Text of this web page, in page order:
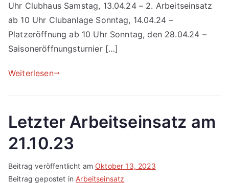
Uhr Clubhaus Samstag, 13.04.24 – 2. Arbeitseinsatz
ab 10 Uhr Clubanlage Sonntag, 14.04.24 –
Platzeröffnung ab 10 Uhr Sonntag, den 28.04.24 –
Saisoneröffnungsturnier […]
Weiterlesen
Letzter Arbeitseinsatz am
21.10.23
Beitrag veröffentlicht am Oktober 13, 2023
Beitrag gepostet inArbeitseinsatz